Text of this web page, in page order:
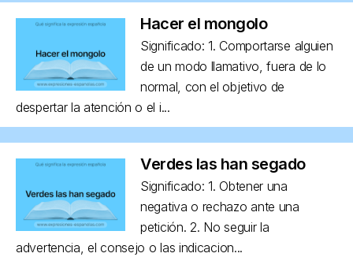
Hacer el mongolo
Significado: 1. Comportarse alguien
de un modo llamativo, fuera de lo
normal, con el objetivo de
despertar la atención o el i...
Verdes las han segado
Significado: 1. Obtener una
negativa o rechazo ante una
petición. 2. No seguir la
advertencia, el consejo o las indicacion...